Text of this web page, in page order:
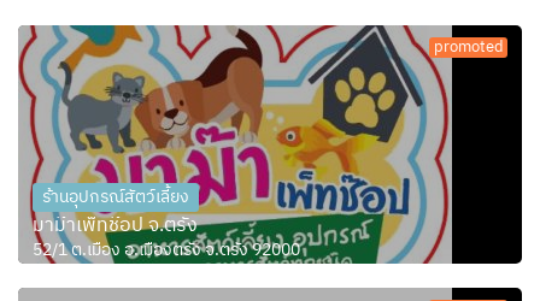
promoted
ร้านอุปกรณ์สัตว์เลี้ยง
มาม๊าเพ็ทช๊อป จ.ตรัง
52/1 ต.เมือง อ.เมืองตรัง จ.ตรัง 92000